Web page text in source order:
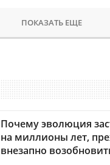
ПОКАЗАТЬ ЕЩЕ
Почему эволюция
на миллионы лет,
внезапно